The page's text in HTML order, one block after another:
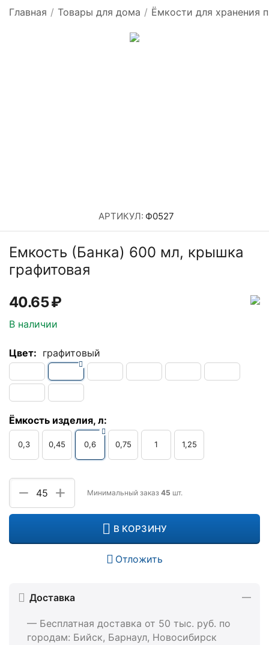
Главная / Товары для дома / Ёмкости для хранения
АРТИКУЛ: Ф0527
Емкость (Банка) 600 мл, крышка
графитовая
40.65₽
В наличии
Цвет: графитовый
Ёмкость изделия, л:
0,3 0,45 0,6 0,75 1 1,25
+
− Минимальный заказ 45 шт.
В КОРЗИНУ
Отложить
Доставка
— Бесплатная доставка от 50 тыс. руб. по
городам: Бийск, Барнаул, Новосибирск